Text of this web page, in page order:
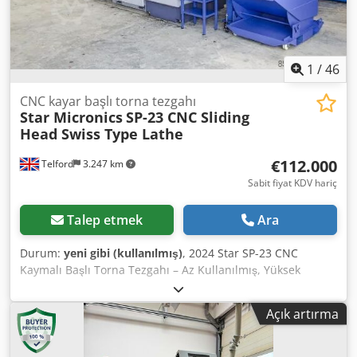
1 /46
Telford 3.247 km
CNC kayar başlı torna tezgahı
Star MicronicsSP-23 CNC Sliding
Head Swiss Type Lathe
€112.000
Sabit fiyat KDV hariç
Talep etmek Ara
Durum: yeni gibi (kullanılmış), 2024 Star SP-23 CNC
Kaymalı Başlı Torna Tezgahı – Az Kullanılmış, Yüksek
Özellikli, Hemen Teslim Edilebilir. Swiss CNC Ltd, iki adet
olağanüstü 2024 model Star SP-23 CNC kaymalı başlı torna
tezgahını sunmaktan mutluluk duymaktadır. Her iki tezgah
da mükemmel durumda olup, az çalışma saatine sahiptir.
Tavizsiz hassasiyet, yüksek üretkenlik ve uzun vadeli
Açık artırma